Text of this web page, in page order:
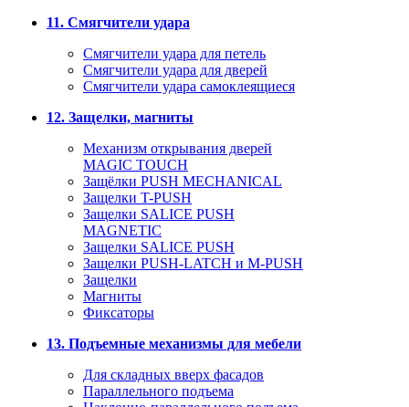
11. Смягчители удара
Смягчители удара для петель
Смягчители удара для дверей
Cмягчители удара самоклеящиеся
12. Защелки, магниты
Механизм открывания дверей
MAGIC TOUCH
Защёлки PUSH MECHANICAL
Защелки T-PUSH
Защелки SALICE PUSH
MAGNETIC
Защелки SALICE PUSH
Защелки PUSH-LATCH и M-PUSH
Защелки
Магниты
Фиксаторы
13. Подъемные механизмы для мебели
Для складных вверх фасадов
Параллельного подъема